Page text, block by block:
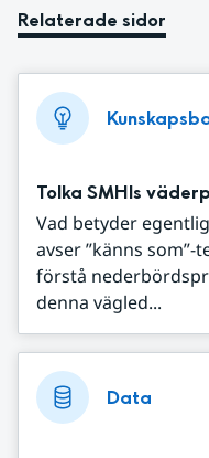
Relaterade sidor
Tolka SMHIs
Vad betyder
avser ”känns
förstå
denna vägled...
Data